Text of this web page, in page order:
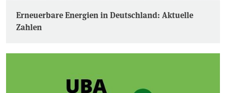
Erneuerbare Energien in Deutschland: Aktuelle
Zahlen